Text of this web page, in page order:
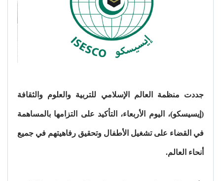
جددت منظمة العالم الإسلامي للتربية والعلوم والثقافة
(إيسيسكو)، اليوم الأربعاء، التأكيد على التزامها بالمساهمة
في القضاء على تشغيل الأطفال وتحقيق رفاهيتهم في جميع
أنحاء العالم.